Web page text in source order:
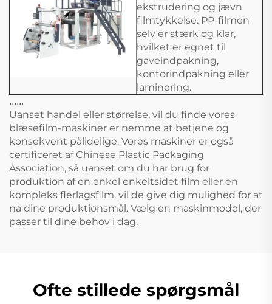
ekstrudering og jævn
filmtykkelse. PP-filmen
selv er stærk og klar,
hvilket er egnet til
gaveindpakning,
kontorindpakning eller
laminering.
......
Uanset handel eller størrelse, vil du finde vores
blæsefilm-maskiner er nemme at betjene og
konsekvent pålidelige. Vores maskiner er også
certificeret af Chinese Plastic Packaging
Association, så uanset om du har brug for
produktion af en enkel enkeltsidet film eller en
kompleks flerlagsfilm, vil de give dig mulighed for at
nå dine produktionsmål. Vælg en maskinmodel, der
passer til dine behov i dag.
Ofte stillede spørgsmål